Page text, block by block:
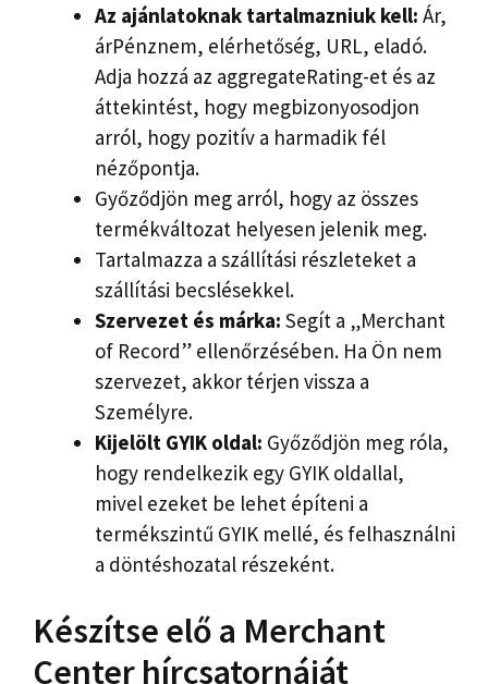
Az ajánlatoknak tartalmazniuk kell: Ár,
árPénznem, elérhetőség, URL, eladó.
Adja hozzá az aggregateRating-et és az
áttekintést, hogy megbizonyosodjon
arról, hogy pozitív a harmadik fél
nézőpontja.
Győződjön meg arról, hogy az összes
termékváltozat helyesen jelenik meg.
Tartalmazza a szállítási részleteket a
szállítási becslésekkel.
Szervezet és márka: Segít a „Merchant
of Record” ellenőrzésében. Ha Ön nem
szervezet, akkor térjen vissza a
Személyre.
Kijelölt GYIK oldal: Győződjön meg róla,
hogy rendelkezik egy GYIK oldallal,
mivel ezeket be lehet építeni a
termékszintű GYIK mellé, és felhasználni
a döntéshozatal részeként.
Készítse elő a Merchant
Center hírcsatornáját